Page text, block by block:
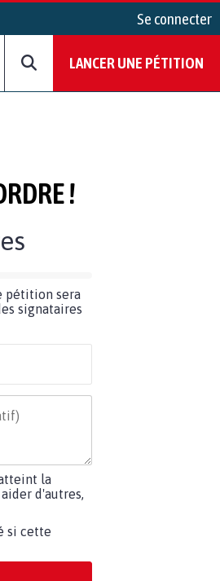
Se connecter
LANCER UNE PÉTITION
!
pétition sera
signataires
la
d'autres,
si cette